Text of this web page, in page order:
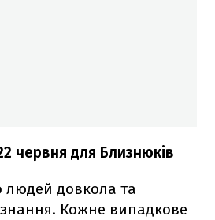
червня для Близнюків
людей довкола та
знання. Кожне випадкове